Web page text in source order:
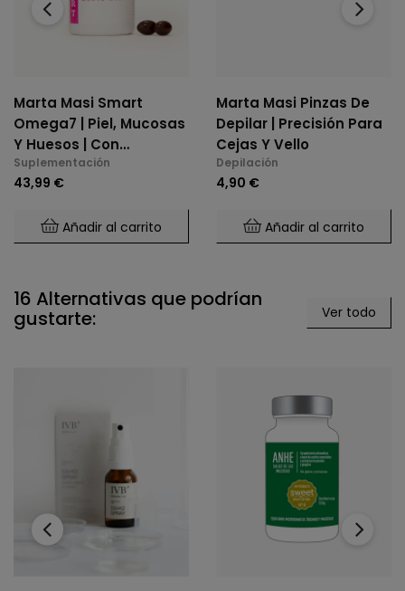
Marta Masi Smart
Omega7 | Piel, Mucosas
Y Huesos | Con
Vitaminas K2 Y D3 60
Perlas Softgel
Suplementación
43,99 €
Añadir al carrito
Marta Masi Pinzas De
Depilar | Precisión Para
Cejas Y Vello
Depilación
4,90 €
Añadir al carrito
16 Alternativas que podrían
gustarte: Ver todo
‹ ›